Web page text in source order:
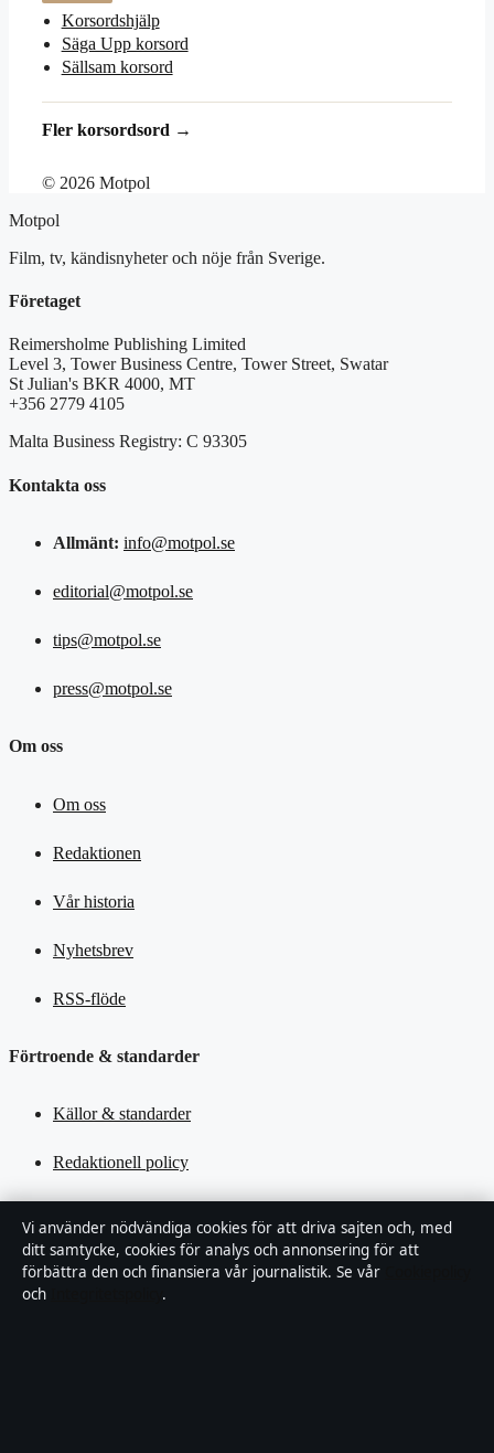
Korsordshjälp
Säga Upp korsord
Sällsam korsord
Fler korsordsord →
© 2026 Motpol
Motpol
Film, tv, kändisnyheter och nöje från Sverige.
Företaget
Reimersholme Publishing Limited
Level 3, Tower Business Centre, Tower Street, Swatar
St Julian's BKR 4000, MT
+356 2779 4105
Malta Business Registry: C 93305
Kontakta oss
Allmänt: info@motpol.se
editorial@motpol.se
tips@motpol.se
press@motpol.se
Om oss
Om oss
Redaktionen
Vår historia
Nyhetsbrev
RSS-flöde
Förtroende & standarder
Källor & standarder
Redaktionell policy
Tillgänglighetsredogörelse
Vi använder nödvändiga cookies för att driva sajten och, med
ditt samtycke, cookies för analys och annonsering för att
förbättra den och finansiera vår journalistik. Se vår
och
.